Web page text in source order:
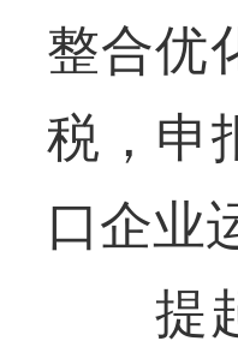
整合优
税，申
口企业
提起